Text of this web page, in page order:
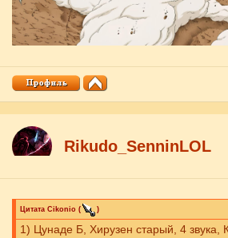
Rikudo_SenninLOL
Цитата Cikоnio ( )
1) Цунаде Б, Хирузен старый, 4 звука,